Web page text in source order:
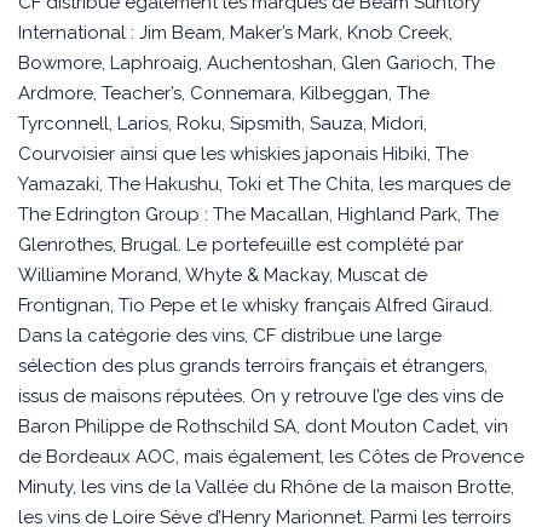
International : Jim Beam, Maker’s Mark, Knob Creek,
Bowmore, Laphroaig, Auchentoshan, Glen Garioch, The
Ardmore, Teacher’s, Connemara, Kilbeggan, The
Tyrconnell, Larios, Roku, Sipsmith, Sauza, Midori,
Courvoisier ainsi que les whiskies japonais Hibiki, The
Yamazaki, The Hakushu, Toki et The Chita, les marques de
The Edrington Group : The Macallan, Highland Park, The
Glenrothes, Brugal. Le portefeuille est complété par
Williamine Morand, Whyte & Mackay, Muscat de
Frontignan, Tio Pepe et le whisky français Alfred Giraud.
Dans la catégorie des vins, CF distribue une large
sélection des plus grands terroirs français et étrangers,
issus de maisons réputées. On y retrouve l’ge des vins de
Baron Philippe de Rothschild SA, dont Mouton Cadet, vin
de Bordeaux AOC, mais également, les Côtes de Provence
Minuty, les vins de la Vallée du Rhône de la maison Brotte,
les vins de Loire Sève d’Henry Marionnet. Parmi les terroirs